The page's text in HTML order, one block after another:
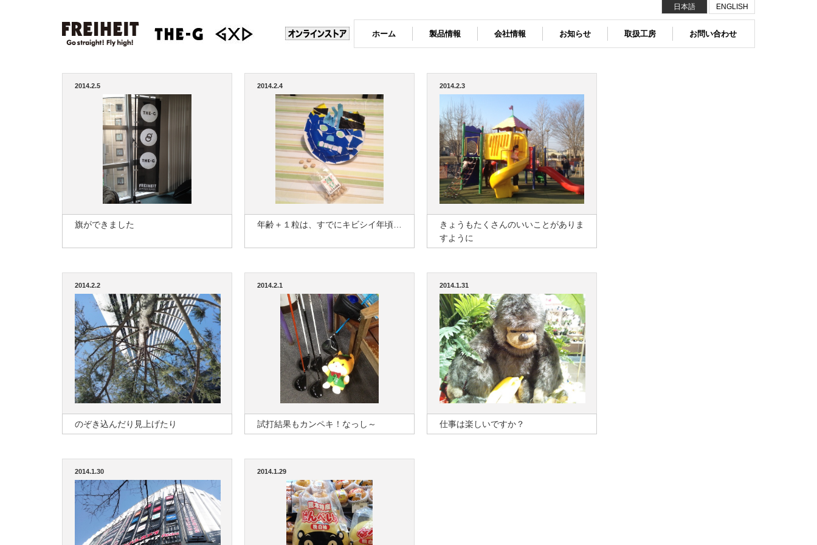
ホーム 製品情報 会社情報 お知らせ 取扱工房 お問い合わせ
日本語 ENGLISH
2014.2.5
旗ができました
2014.2.4
年齢＋１粒は、すでにキビシイ年頃…
2014.2.3
きょうもたくさんのいいことがありま
すように
2014.2.2
のぞき込んだり見上げたり
2014.2.1
試打結果もカンペキ！なっし～
2014.1.31
仕事は楽しいですか？
2014.1.30 2014.1.29